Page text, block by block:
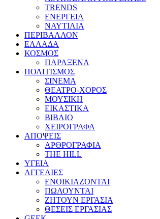
TRENDS
ΕΝΕΡΓΕΙΑ
ΝΑΥΤΙΛΙΑ
ΠΕΡΙΒΑΛΛΟΝ
ΕΛΛΑΔΑ
ΚΟΣΜΟΣ
ΠΑΡΑΞΕΝΑ
ΠΟΛΙΤΙΣΜΟΣ
ΣΙΝΕΜΑ
ΘΕΑΤΡΟ-ΧΟΡΟΣ
ΜΟΥΣΙΚΗ
ΕΙΚΑΣΤΙΚΑ
ΒΙΒΛΙΟ
ΧΕΙΡΟΓΡΑΦΑ
ΑΠΟΨΕΙΣ
ΑΡΘΡΟΓΡΑΦΙΑ
THE HILL
ΥΓΕΙΑ
ΑΓΓΕΛΙΕΣ
ΕΝΟΙΚΙΑΖΟΝΤΑΙ
ΠΩΛΟΥΝΤΑΙ
ΖΗΤΟΥΝ ΕΡΓΑΣΙΑ
ΘΕΣΕΙΣ ΕΡΓΑΣΙΑΣ